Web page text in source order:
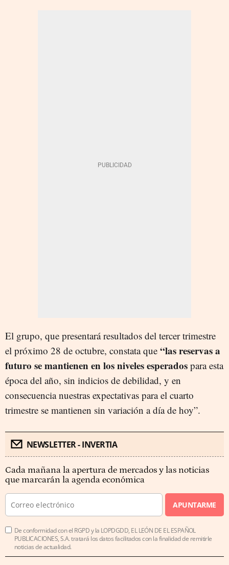
El grupo, que presentará resultados del tercer trimestre
el próximo 28 de octubre, constata que “las reservas a
futuro se mantienen en los niveles esperados para esta
época del año, sin indicios de debilidad, y en
consecuencia nuestras expectativas para el cuarto
trimestre se mantienen sin variación a día de hoy”.
NEWSLETTER - INVERTIA
Cada mañana la apertura de mercados y las noticias
que marcarán la agenda económica
APUNTARME
De conformidad con el RGPD y la LOPDGDD, EL LEÓN DE EL ESPAÑOL
PUBLICACIONES, S.A. tratará los datos facilitados con la finalidad de remitirle
noticias de actualidad.